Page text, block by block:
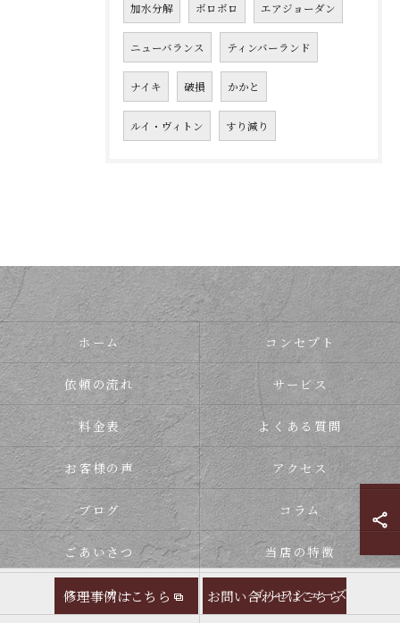
加水分解 ボロボロ エアジョーダン
ニューバランス ティンバーランド
ナイキ 破損 かかと
ルイ・ヴィトン すり減り
修理事例はこちら お問い合わせはこちら
ホーム コンセプト
依頼の流れ サービス
料金表 よくある質問
お客様の声 アクセス
ブログ コラム
ごあいさつ 当店の特徴
スニーカー ゴルフシューズ